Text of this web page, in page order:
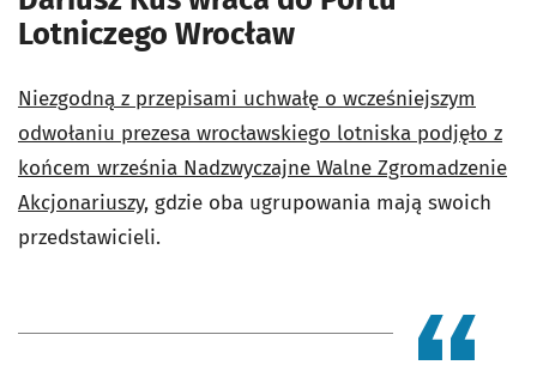
Lotniczego Wrocław
Niezgodną z przepisami uchwałę o wcześniejszym
odwołaniu prezesa wrocławskiego lotniska podjęło z
końcem września Nadzwyczajne Walne Zgromadzenie
Akcjonariuszy, gdzie oba ugrupowania mają swoich
przedstawicieli.